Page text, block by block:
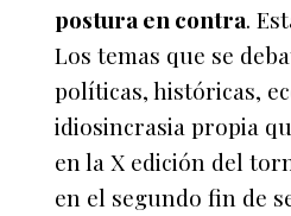
postura en contra.
Los temas que se
políticas, históricas,
idiosincrasia propia
en la X edición del
en el segundo fin de